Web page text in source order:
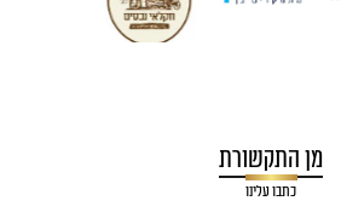
מן התקשורת
כתבו עלינו